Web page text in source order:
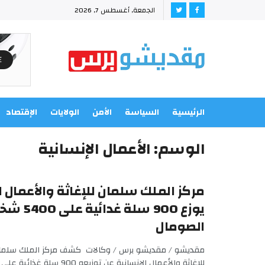
الجمعة, أغسطس 7, 2026
الرئيسية السياسة الأمن الولايات الإقتصاد
الوسم:الأعمال الإنسانية
مركز الملك سلمان للإغاثة والأعمال
يوزع 900
الصومال
مقديشو / مقديشو برس / وكالات كشف مركز الملك